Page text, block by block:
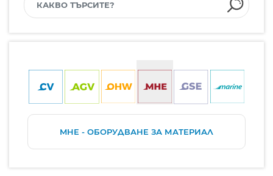
MHE - ОБОРУДВАНЕ ЗА МАТЕРИАЛ